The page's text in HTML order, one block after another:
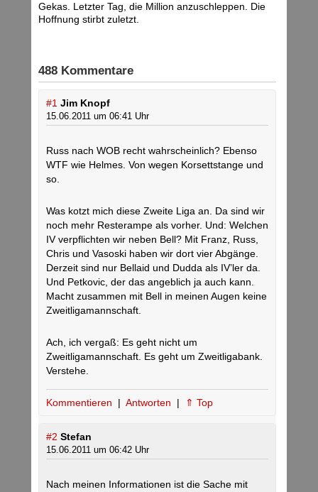
Gekas. Letzter Tag, die Million anzuschleppen. Die
Hoffnung stirbt zuletzt.
488 Kommentare
#1 Jim Knopf
15.06.2011 um 06:41 Uhr
Russ nach WOB recht wahrscheinlich? Ebenso
WTF wie Helmes. Von wegen Korsettstange und
so.
Was kotzt mich diese Zweite Liga an. Da sind wir
noch mehr Resterampe als vorher. Und: Welchen
IV verpflichten wir neben Bell? Mit Franz, Russ,
Chris und Vasoski haben wir dort vier Abgänge.
Derzeit sind nur Bellaid und Dudda als IV’ler da.
Und Petkovic, der das angeblich ja auch kann.
Macht zusammen mit Bell in meinen Augen keine
Zweitligamannschaft.
Ach, ich vergaß: Es geht nicht um
Zweitligamannschaft. Es geht um Zweitligabank.
Verstehe.
Kommentieren | Antworten | ⇑ Top
#2 Stefan
15.06.2011 um 06:42 Uhr
Nach meinen Informationen ist die Sache mit